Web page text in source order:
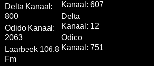
Delta Kanaal:
800
Odido Kanaal:
2063
Laarbeek 106.8
Fm
Kanaal: 607
Delta
Kanaal: 12
Odido
Kanaal: 751